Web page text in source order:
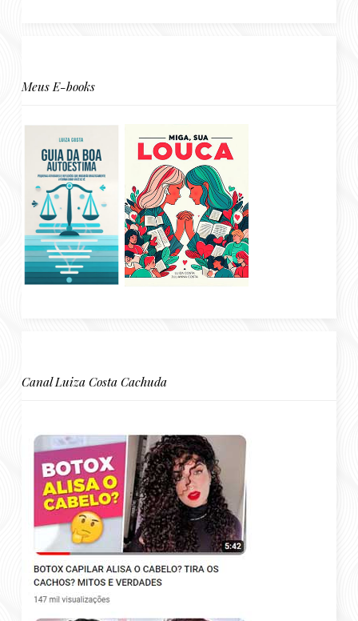
Meus E-books
Canal Luiza Costa Cachuda